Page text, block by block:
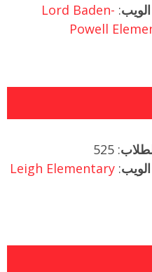
:
Lord Baden-
Powell
: 525
:
Leigh Elementary